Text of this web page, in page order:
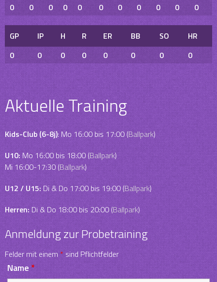
0 0 0 0 0 0 0 0 0 0 0
GP IP H R ER BB SO
HR
0
0 0 0 0 0 0 0
Aktuelle Training
Kids-Club (6-8j): Mo 16:00 bis 17:00 (Ballpark)
U10:Mo 16:00 bis 18:00 (Ballpark)
Mi 16:00-17:30 (Ballpark)
U12 / U15: Di & Do 17:00 bis 19:00 (Ballpark)
Herren: Di & Do 18:00 bis 20:00 (Ballpark)
Anmeldung zur Probetraining
Felder mit einem* sind Pflichtfelder
Name*